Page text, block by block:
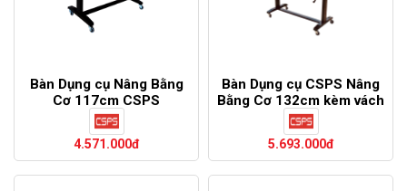
Bàn Dụng cụ Nâng Bằng
Cơ 117cm CSPS
4.571.000đ
Bàn Dụng cụ CSPS Nâng
Bằng Cơ 132cm kèm vách
lưới
5.693.000đ